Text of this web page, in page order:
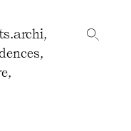
,
,
,